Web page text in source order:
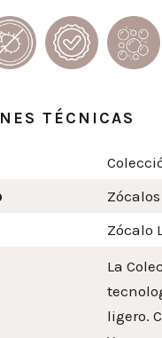
TÉCNICAS
Zócalos
Zócalo
La
ligero.